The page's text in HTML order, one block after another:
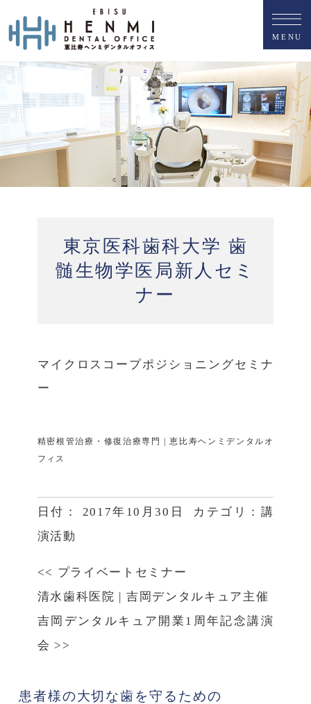
M E NU
東京医科歯科大学 歯
髄生物学医局新人セミ
ナー
マイクロスコープポジショニングセミナ
ー
精密根管治療・修復治療専門 | 恵比寿ヘンミデンタルオ
フィス
日付： 2017年10月30日 カテゴリ： 講
演活動
<< プライベートセミナー
清水歯科医院 | 吉岡デンタルキュア主催
吉岡デンタルキュア開業1周年記念講演
会>>
患者様の大切な歯を守るための